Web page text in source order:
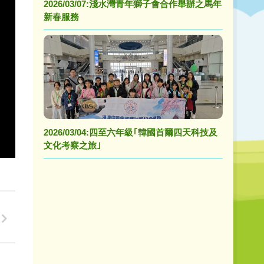
2026/03/07:淺水灣青年獅子會合作舉辦之馬年
新春服務
2026/03/04:四至六年級｢韓國首爾四天科技及
文化考察之旅｣